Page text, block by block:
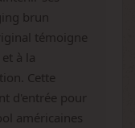
brun
témoigne
à la
Cette
d'entrée pour
américaines